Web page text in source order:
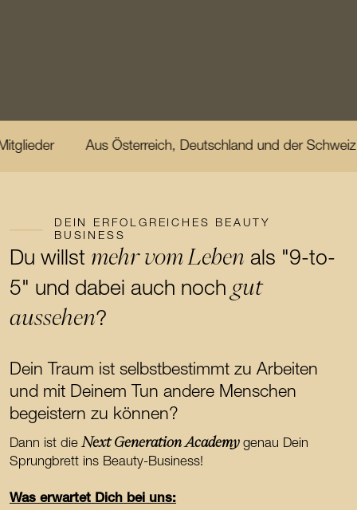
Aus Österreich, Deutschland und der Schweiz Im
DEIN ERFOLGREICHES BEAUTY
BUSINESS
Du willstmehr vom Leben als "9-to-
5" und dabei auch nochgut
aussehen?
Dein Traum ist selbstbestimmt zu Arbeiten
und mit Deinem Tun andere Menschen
begeistern zu können?
Dann ist dieNext Generation Academygenau Dein
Sprungbrett ins Beauty-Business!
Was erwartet Dich bei uns: